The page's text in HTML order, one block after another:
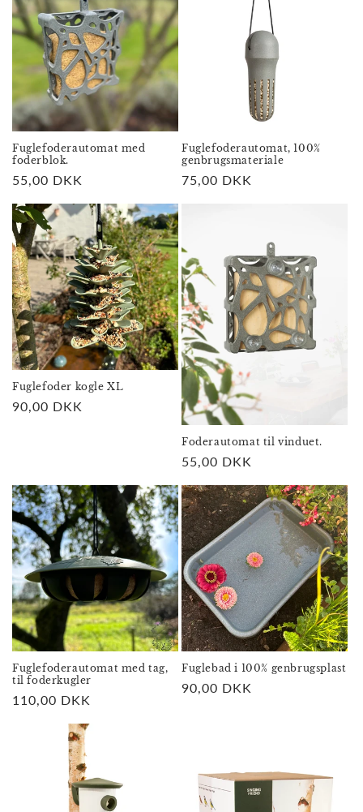
Fuglefoderautomat med
foderblok.
Normalpris
55,00 DKK
Fuglefoderautomat, 100%
genbrugsmateriale
Normalpris
75,00 DKK
Fuglefoder kogle XL
Normalpris
90,00 DKK
Foderautomat til vinduet.
Normalpris
55,00 DKK
Fuglefoderautomat med tag,
til foderkugler
Normalpris
110,00 DKK
Fuglebad i 100% genbrugsplast
Normalpris
90,00 DKK